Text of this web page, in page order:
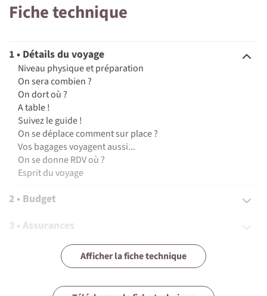
Fiche technique
1 • Détails du voyage
Niveau physique et préparation
On sera combien ?
On dort où ?
A table !
Suivez le guide !
On se déplace comment sur place ?
Vos bagages voyagent aussi...
On se donne RDV où ?
Esprit du voyage
2 • Budget
3 • Assurances
4 • Equipement
Afficher la fiche technique